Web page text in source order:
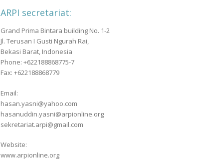
ARPI secretariat:
Grand Prima Bintara building No. 1-2
Jl. Terusan I Gusti Ngurah Rai,
Bekasi Barat, Indonesia
Phone: +622188868775-7
Fax: +622188868779
Email:
hasan.yasni@yahoo.com
hasanuddin.yasni@arpionline.org
sekretariat.arpi@gmail.com
Website:
www.arpionline.org